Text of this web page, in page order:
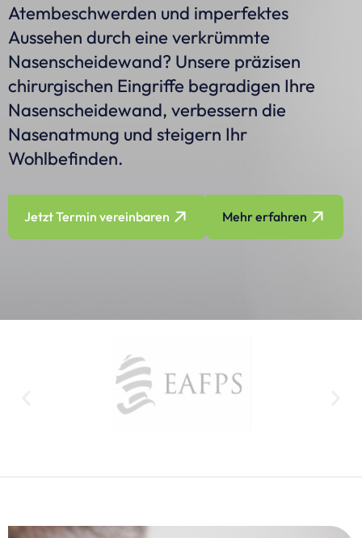
Atembeschwerden und imperfektes
Aussehen durch eine verkrümmte
Nasenscheidewand? Unsere präzisen
chirurgischen Eingriffe begradigen Ihre
Nasenscheidewand, verbessern die
Nasenatmung und steigern Ihr
Wohlbefinden.
Jetzt Termin vereinbaren Mehr erfahren